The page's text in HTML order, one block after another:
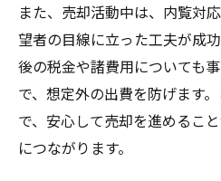
また、売却活動中は、内覧対
望者の目線に立った工夫が成
後の税金や諸費用についても
で、想定外の出費を防げます
で、安心して売却を進めるこ
につながります。